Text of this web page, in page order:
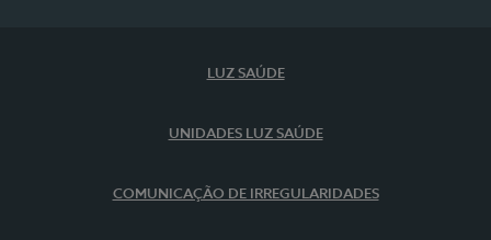
LUZ SAÚDE
UNIDADES LUZ SAÚDE
COMUNICAÇÃO DE IRREGULARIDADES